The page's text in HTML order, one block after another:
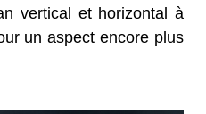
vertical et horizontal à
un aspect encore plus